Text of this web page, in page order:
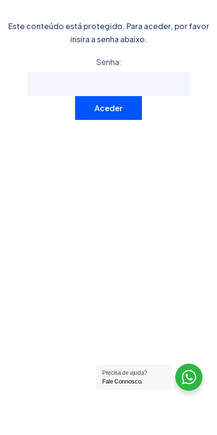
Este conteúdo está protegido. Para aceder, por favor
insira a senha abaixo.
Senha:
Precisa de ajuda?
Fale Connosco.